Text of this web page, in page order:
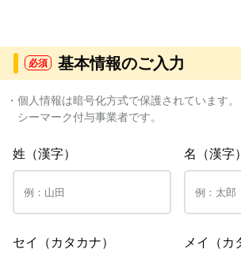
必須 基本情報のご入力
・個人情報は暗号化方式で保護されています
シーマーク付与事業者です。
姓（漢字） 名（漢字）
セイ（カタカナ） メイ（カ